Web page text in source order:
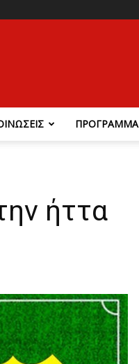
ΠΡΟΓΡΑΜΜΑ
ήττα